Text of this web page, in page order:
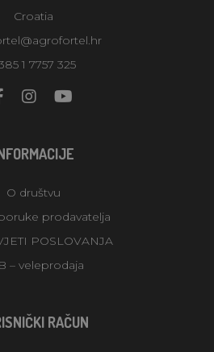
Croatia
1 7757 325
O društvu
prodavatelja
POSLOVANJA
– veleprodaja
RAČUN